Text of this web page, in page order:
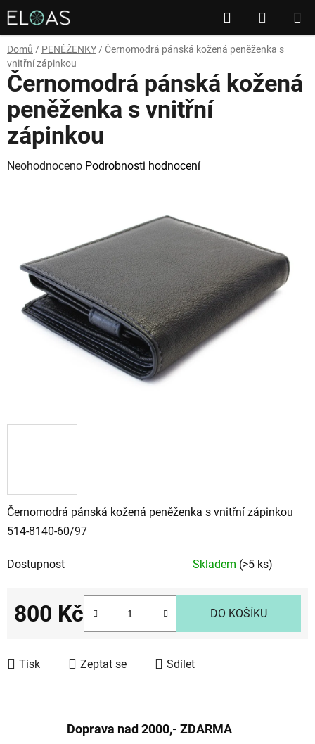
Přejít
na
obsah
Hledat
KOŠÍK
Domů / PENĚŽENKY / Černomodrá pánská kožená peněženka s
vnitřní zápinkou
Černomodrá pánská kožená peněženka s vnitřní zápinkou
514-8140-60/97
Dostupnost Skladem (>5 ks)
800 Kč DO KOŠÍKU
Tisk Zeptat se Sdílet
Černomodrá pánská kožená
peněženka s vnitřní
zápinkou
Průměrné
hvězdiček.
Neohodnoceno Podrobnosti hodnocení
Doprava nad 2000,- ZDARMA